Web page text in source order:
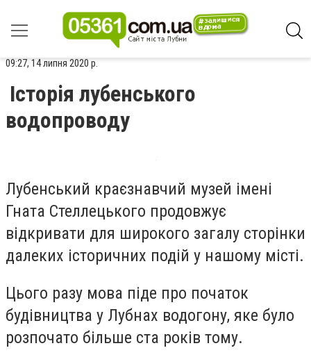
09:27, 14 липня 2020 р.
Історія лубенського
водопроводу
Лубенський краєзнавчий музей імені
Гната Стеллецького продовжує
відкривати для широкого загалу сторінки
далеких історичних подій у нашому місті.
Цього разу мова піде про початок
будівництва у Лубнах водогону, яке було
розпочато більше ста років тому.